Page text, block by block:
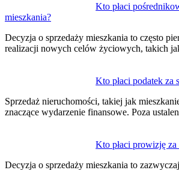
Kto płaci
mieszkania?
Decyzja o sprzedaży mieszkania to często
realizacji nowych celów życiowych, takich
Kto płaci podatek za
Sprzedaż nieruchomości, takiej jak
znaczące wydarzenie finansowe. Poza
Kto płaci prowizję za
Decyzja o sprzedaży mieszkania to